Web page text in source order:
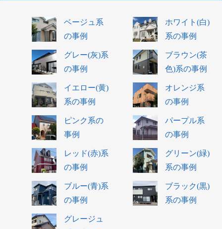
ベージュ系
の事例
ホワイト(白)
系の事例
グレー(灰)系
の事例
ブラウン(茶
色)系の事例
イエロー(黄)
系の事例
オレンジ系
の事例
ピンク系の
事例
パープル系
の事例
レッド(赤)系
の事例
グリーン(緑)
系の事例
ブルー(青)系
の事例
ブラック(黒)
系の事例
グレージュ